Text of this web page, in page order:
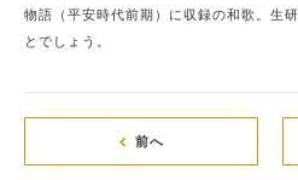
物語（平安時代前期）に収録の和歌。生
とでしょう。
前へ